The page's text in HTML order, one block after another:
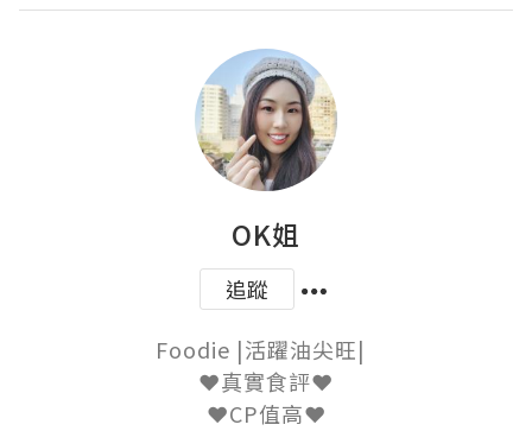
OK姐
追蹤
Foodie |活躍油尖旺|
❤真實食評❤
❤CP值高❤